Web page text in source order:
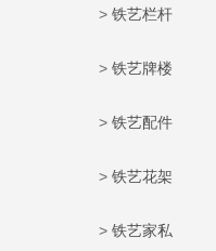
> 铁艺栏杆
> 铁艺牌楼
> 铁艺配件
> 铁艺花架
> 铁艺家私